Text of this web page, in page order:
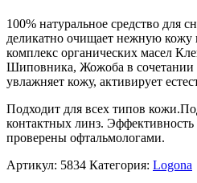
100% натуральное средство для
деликатно очищает нежную кожу
комплекс органических масел
Шиповника, Жожоба в сочетании
увлажняет кожу, активирует
Подходит для всех типов
контактных линз. Эффективность
проверены офтальмологами.
Артикул: 5834 Категория: Logona